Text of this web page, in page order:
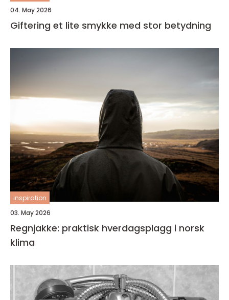
04. May 2026
Giftering et lite smykke med stor betydning
inspiration
03. May 2026
Regnjakke: praktisk hverdagsplagg i norsk
klima